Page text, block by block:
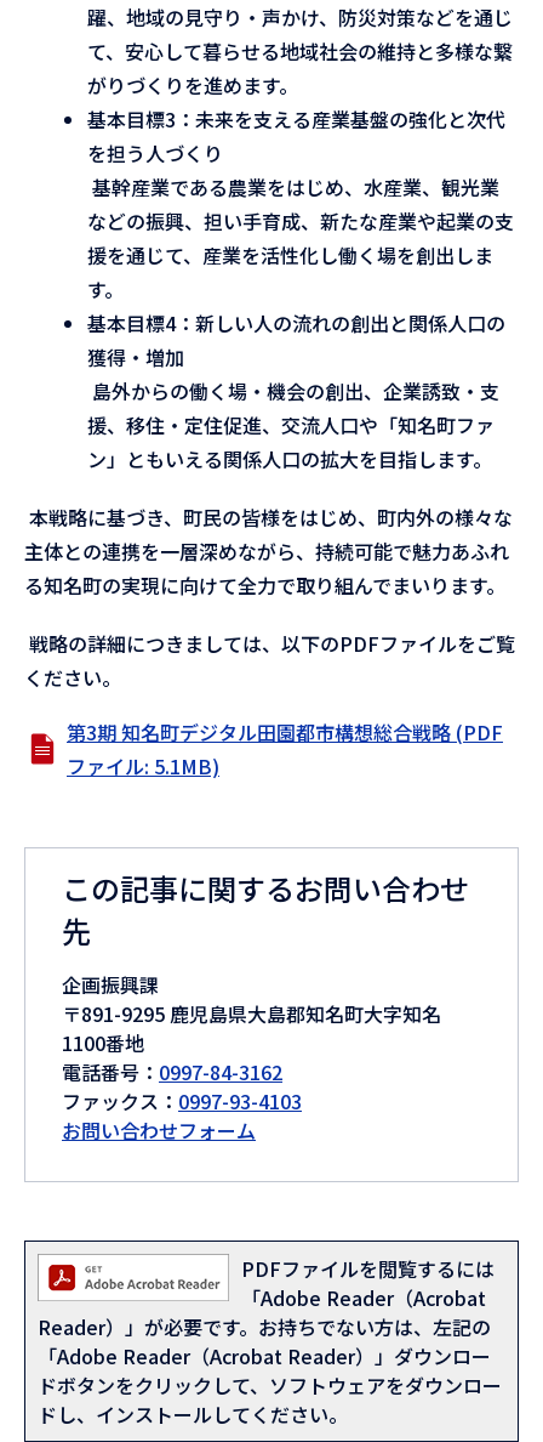
躍、地域の見守り・声かけ、防災対策などを通じ
て、安心して暮らせる地域社会の維持と多様な繋
がりづくりを進めます。
基本目標3：未来を支える産業基盤の強化と次代
を担う人づくり
基幹産業である農業をはじめ、水産業、観光業
などの振興、担い手育成、新たな産業や起業の支
援を通じて、産業を活性化し働く場を創出しま
す。
基本目標4：新しい人の流れの創出と関係人口の
獲得・増加
島外からの働く場・機会の創出、企業誘致・支
援、移住・定住促進、交流人口や「知名町ファ
ン」ともいえる関係人口の拡大を目指します。
本戦略に基づき、町民の皆様をはじめ、町内外の様々な
主体との連携を一層深めながら、持続可能で魅力あふれ
る知名町の実現に向けて全力で取り組んでまいります。
戦略の詳細につきましては、以下のPDFファイルをご覧
ください。
第3期 知名町デジタル田園都市構想総合戦略 (PDF
ファイル: 5.1MB)
この記事に関するお問い合わせ
先
企画振興課
〒891-9295 鹿児島県大島郡知名町大字知名
1100番地
電話番号： 0997-84-3162
ファックス： 0997-93-4103
お問い合わせフォーム
PDFファイルを閲覧するには
「Adobe Reader（Acrobat
Reader）」が必要です。お持ちでない方は、左記の
「Adobe Reader（Acrobat Reader）」ダウンロー
ドボタンをクリックして、ソフトウェアをダウンロー
ドし、インストールしてください。